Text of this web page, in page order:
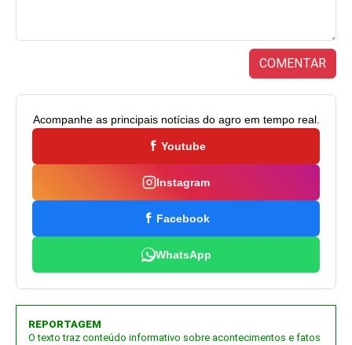
COMENTAR
Acompanhe as principais notícias do agro em tempo real.
Youtube
Instagram
Facebook
WhatsApp
REPORTAGEM
O texto traz conteúdo informativo sobre acontecimentos e fatos